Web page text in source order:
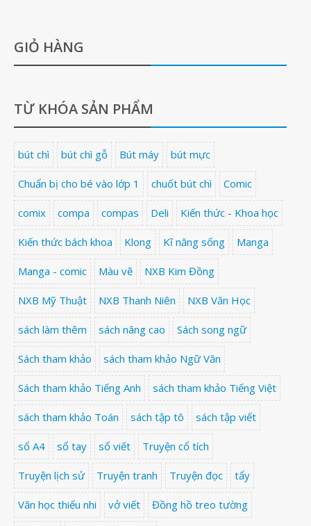
GIỎ HÀNG
TỪ KHÓA SẢN PHẨM
bút chì bút chì gỗ Bút máy bút mực
Chuẩn bị cho bé vào lớp 1 chuốt bút chì Comic
comix compa compas Deli Kiến thức - Khoa học
Kiến thức bách khoa Klong Kĩ năng sống Manga
Manga - comic Màu vẽ NXB Kim Đồng
NXB Mỹ Thuật NXB Thanh Niên NXB Văn Học
sách làm thêm sách nâng cao Sách song ngữ
Sách tham khảo sách tham khảo Ngữ Văn
Sách tham khảo Tiếng Anh sách tham khảo Tiếng Việt
sách tham khảo Toán sách tập tô sách tập viết
sổ A4 sổ tay sổ viết Truyện cổ tích
Truyện lịch sử Truyện tranh Truyện đọc tẩy
Văn học thiếu nhi vở viết Đồng hồ treo tường